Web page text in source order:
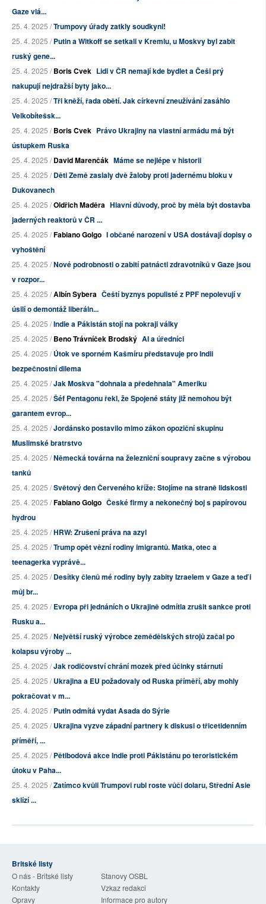
Gaze vlá...
25. 4. 2025 /Trumpovy úřady zatkly soudkyni!
25. 4. 2025 /Putin a Witkoff se setkali v Kremlu, u Moskvy byl zabit
ruský gene...
25. 4. 2025 /Boris Cvek Lidi v ČR nemají kde bydlet a Češi prý
nakupují nejdražší byty jako...
25. 4. 2025 /Tři kněží, řada obětí. Jak církevní zneužívání zasáhlo
Velkobítešsk...
25. 4. 2025 /Boris Cvek Právo Ukrajiny na vlastní armádu má být
ústupkem Ruska
25. 4. 2025 /David Marenčák Máme se nejlépe v historii
25. 4. 2025 /Děti Země zaslaly dvě žaloby proti jadernému bloku v
Dukovanech
25. 4. 2025 /Oldřich Maděra Hlavní důvody, proč by měla být dostavba
jaderných reaktorů v ČR ...
25. 4. 2025 /Fabiano Golgo I občané narození v USA dostávají dopisy o
vyhoštění
25. 4. 2025 /Nové podrobnosti o zabití patnácti zdravotníků v Gaze jsou
v rozpor...
25. 4. 2025 /Albín Sybera Čeští byznys populisté z PPF nepolevují v
úsilí o demontáž liberáln...
25. 4. 2025 /Indie a Pákistán stojí na pokraji války
25. 4. 2025 /Beno Trávníček Brodský AI a úředníci
25. 4. 2025 /Útok ve sporném Kašmíru představuje pro Indii
bezpečnostní dilema
25. 4. 2025 /Jak Moskva "dohnala a předehnala" Ameriku
25. 4. 2025 /Šéf Pentagonu řekl, že Spojené státy již nemohou být
garantem evrop...
25. 4. 2025 /Jordánsko postavilo mimo zákon opoziční skupinu
Muslimské bratrstvo
25. 4. 2025 /Německá továrna na železniční soupravy začne s výrobou
tanků
25. 4. 2025 /Světový den Červeného kříže: Stojíme na straně lidskosti
25. 4. 2025 /Fabiano Golgo České firmy a nekonečný boj s papírovou
hydrou
25. 4. 2025 /HRW: Zrušení práva na azyl
25. 4. 2025 /Trump opět vězní rodiny imigrantů. Matka, otec a
teenagerka vyprávě...
25. 4. 2025 /Desítky členů mé rodiny byly zabity Izraelem v Gaze a teď i
můj br...
25. 4. 2025 /Evropa při jednáních o Ukrajině odmítla zrušit sankce proti
Rusku a...
25. 4. 2025 /Největší ruský výrobce zemědělských strojů začal po
kolapsu výroby ...
25. 4. 2025 /Jak rodičovství chrání mozek před účinky stárnutí
25. 4. 2025 /Ukrajina a EU požadovaly od Ruska příměří, aby mohly
pokračovat v m...
25. 4. 2025 /Putin odmítá vydat Asada do Sýrie
25. 4. 2025 /Ukrajina vyzve západní partnery k diskusi o třicetidenním
příměří, ...
25. 4. 2025 /Pětibodová akce Indie proti Pákistánu po teroristickém
útoku v Paha...
25. 4. 2025 /Zatímco kvůli Trumpovi rubl roste vůči dolaru, Střední Asie
sklízí ...
Britské listy
O nás - Britské listy
Stanovy OSBL
Kontakty
Vzkaz redakci
Opravy
Informace pro autory